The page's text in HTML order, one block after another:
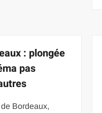
: plongée
pas
Bordeaux,